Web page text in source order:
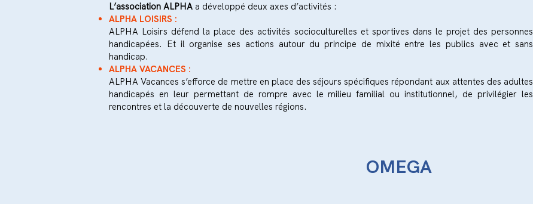
L’association ALPHA a développé deux axes d’activités :
ALPHA LOISIRS :
ALPHA Loisirs défend la place des activités socioculturelles et sportives dans le projet des personnes
handicapées. Et il organise ses actions autour du principe de mixité entre les publics avec et sans
handicap.
ALPHA VACANCES :
ALPHA Vacances s’efforce de mettre en place des séjours spécifiques répondant aux attentes des adultes
handicapés en leur permettant de rompre avec le milieu familial ou institutionnel, de privilégier les
rencontres et la découverte de nouvelles régions.
OMEGA